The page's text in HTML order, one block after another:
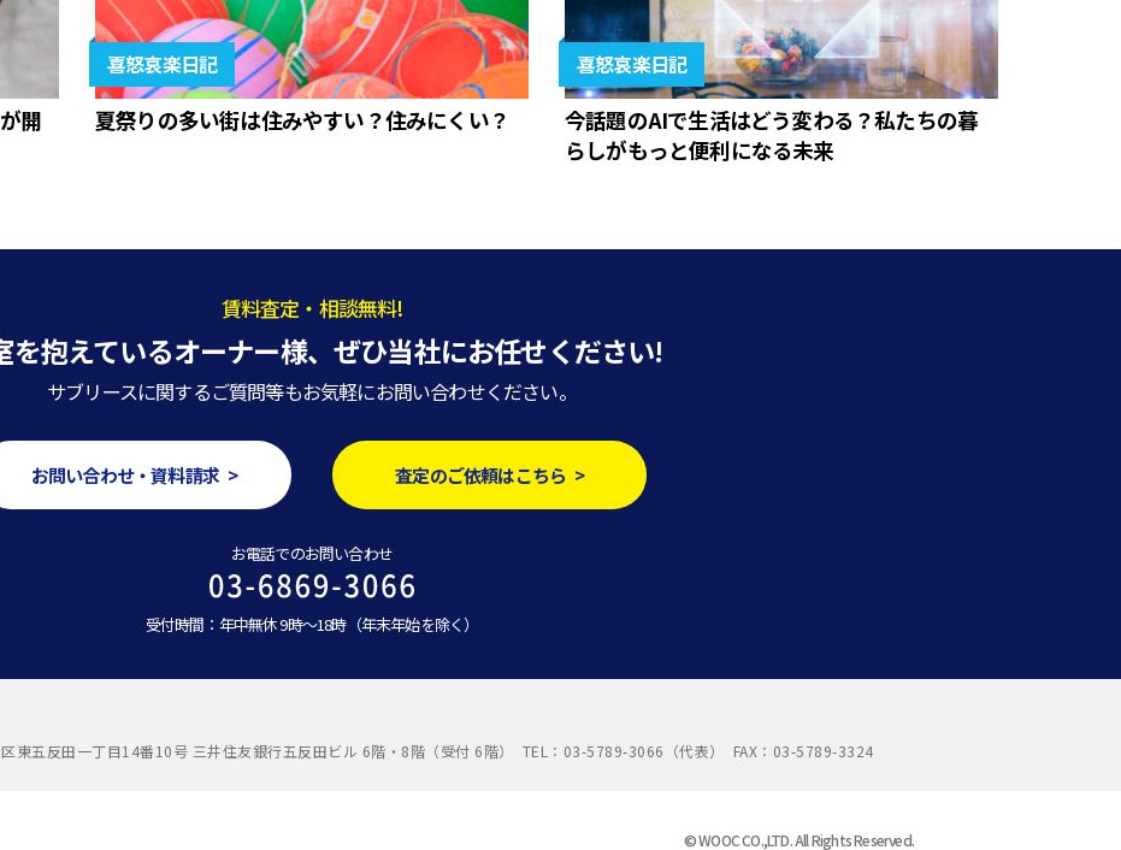
開
喜怒哀楽日記
夏祭りの多い街は住みやすい？住みにくい？
喜怒哀楽日記
今話題のAIで生活はどう変わる？私たちの暮
らしがもっと便利になる未来
賃料査定・相談無料!
を抱えているオーナー様、ぜひ当社にお任せください!
サブリースに関するご質問等もお気軽にお問い合わせください。
お問い合わせ・資料請求 > 査定のご依頼はこちら >
お電話でのお問い合わせ
受付時間：年中無休 9時～18時（年末年始を除く）
東五反田一丁目14番10号 三井住友銀行五反田ビル 6階・8階（受付 6階） TEL：03-5789-3066（代表） FAX：03-5789-3324
© WOOC CO.,LTD. All Rights Reserved.